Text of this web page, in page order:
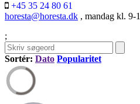
+45 35 24 80 61
horesta@horesta.dk , mandag kl. 9-
;
Sortér: Dato Popularitet